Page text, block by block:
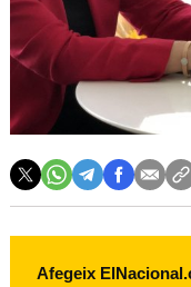
Afegeix